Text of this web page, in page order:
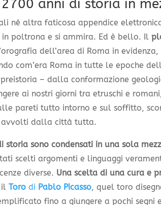
anni di storia in
né altra faticosa appendice
poltrona e si ammira. Ed è bello. Il
dell’area di Roma in evidenza,
com’era Roma in tutte le epoche
– dalla conformazione
ai nostri giorni tra etruschi e
pareti tutto intorno e sul soffitto,
avvolti dalla città tutta.
storia sono condensati in una sola
scelti argomenti e linguaggi
diverse. Una scelta di una cura e
il Torodi Pablo Picasso, quel toro
fino a giungere a pochi segni